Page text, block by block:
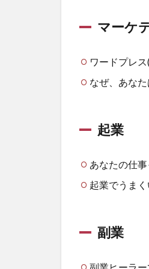
マーケ
ワードプレ
なぜ、あな
起業
あなたの仕
起業でうま
副業